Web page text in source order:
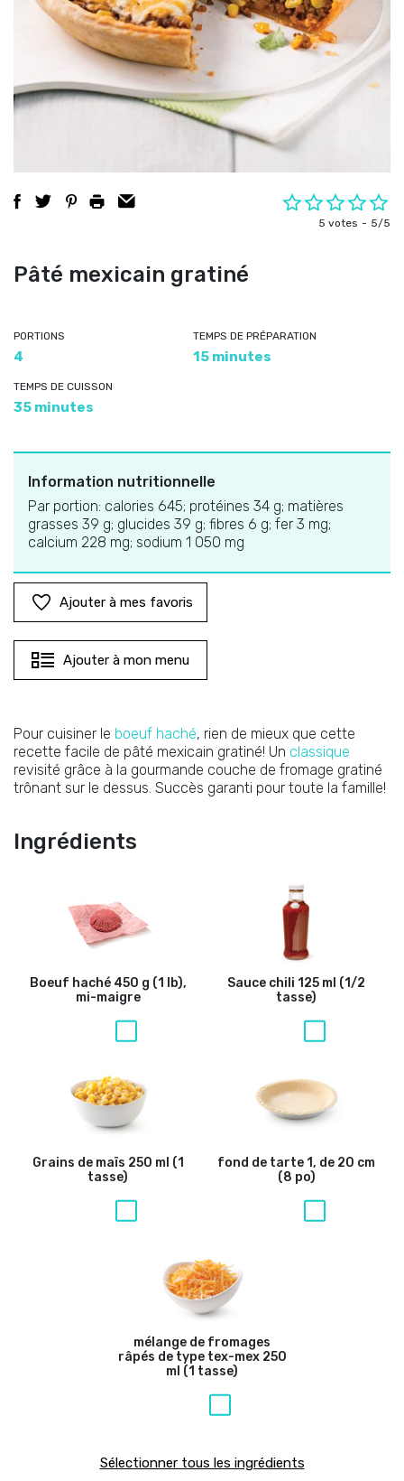
5 votes 5/5
Pâté mexicain gratiné
PORTIONS
4
TEMPS DE PRÉPARATION
15 minutes
TEMPS DE CUISSON
35 minutes
Information nutritionnelle
Par portion: calories 645; protéines 34 g; matières
grasses 39 g; glucides 39 g; fibres 6 g; fer 3 mg;
calcium 228 mg; sodium 1 050 mg
Ajouter à mes favoris
Ajouter à mon menu
Pour cuisiner le boeuf haché, rien de mieux que cette
recette facile de pâté mexicain gratiné! Un classique
revisité grâce à la gourmande couche de fromage gratiné
trônant sur le dessus. Succès garanti pour toute la famille!
Ingrédients
Boeuf haché450 g (1 lb),
mi-maigre
Sauce chili 125 ml (1/2
tasse)
Grains de maïs 250 ml (1
tasse)
fond de tarte1, de 20 cm
(8 po)
mélange de fromages
râpés de type tex-mex250
ml (1 tasse)
Sélectionner tous les ingrédients